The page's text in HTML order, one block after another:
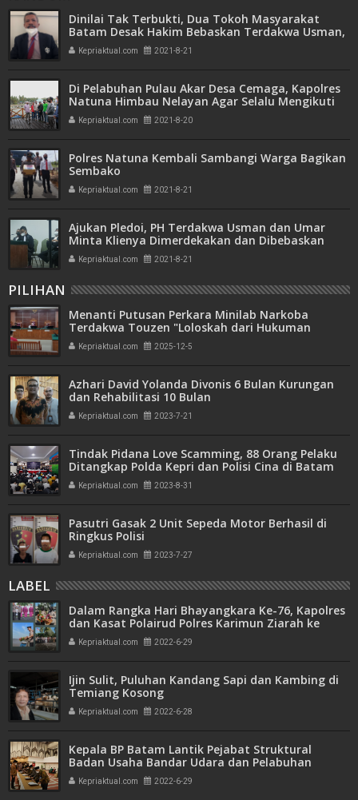
Dinilai Tak Terbukti, Dua Tokoh Masyarakat
Batam Desak Hakim Bebaskan Terdakwa Usman,
Umar dan Sunardi
Kepriaktual.com 2021-8-21
Di Pelabuhan Pulau Akar Desa Cemaga, Kapolres
Natuna Himbau Nelayan Agar Selalu Mengikuti
Perkembangan Cuaca
Kepriaktual.com 2021-8-20
Polres Natuna Kembali Sambangi Warga Bagikan
Sembako
Kepriaktual.com 2021-8-21
Ajukan Pledoi, PH Terdakwa Usman dan Umar
Minta Klienya Dimerdekakan dan Dibebaskan
Dari Jeratan Hukum
Kepriaktual.com 2021-8-21
PILIHAN
Menanti Putusan Perkara Minilab Narkoba
Terdakwa Touzen "Loloskah dari Hukuman
Seumur Hidup atau Mati"
Kepriaktual.com 2025-12-5
Azhari David Yolanda Divonis 6 Bulan Kurungan
dan Rehabilitasi 10 Bulan
Kepriaktual.com 2023-7-21
Tindak Pidana Love Scamming, 88 Orang Pelaku
Ditangkap Polda Kepri dan Polisi Cina di Batam
Kepriaktual.com 2023-8-31
Pasutri Gasak 2 Unit Sepeda Motor Berhasil di
Ringkus Polisi
Kepriaktual.com 2023-7-27
LABEL
Dalam Rangka Hari Bhayangkara Ke-76, Kapolres
dan Kasat Polairud Polres Karimun Ziarah ke
Makam Pahlawan
Kepriaktual.com 2022-6-29
Ijin Sulit, Puluhan Kandang Sapi dan Kambing di
Temiang Kosong
Kepriaktual.com 2022-6-28
Kepala BP Batam Lantik Pejabat Struktural
Badan Usaha Bandar Udara dan Pelabuhan
Kepriaktual.com 2022-6-29